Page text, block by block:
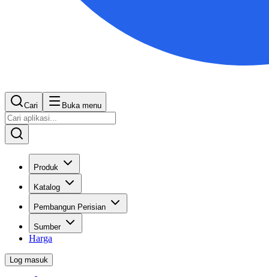
Cari Buka menu
Produk
Katalog
Pembangun Perisian
Sumber
Harga
Log masuk